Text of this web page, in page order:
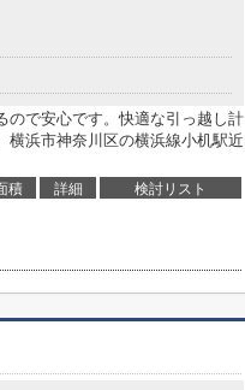
ので安心です。快適な引っ越し計
横浜市神奈川区の横浜線小机駅近
積 詳細 検討リスト